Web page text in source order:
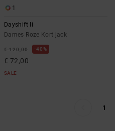
1
Dayshift Ii
Dames Roze Kort jack
€ 120,00 40%
€ 72,00
SALE
1